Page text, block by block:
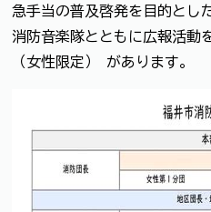
急手当の普及啓発を目的とし
消防音楽隊とともに広報活動
（女性限定） があります。